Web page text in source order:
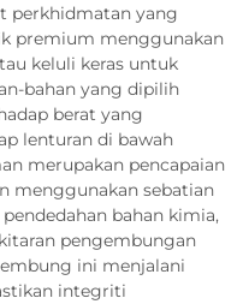
perkhidmatan yang
premium menggunakan
keluli keras untuk
bahan yang dipilih
berat yang
lenturan di bawah
merupakan pencapaian
menggunakan sebatian
bahan kimia,
pengembungan
ini menjalani
integriti